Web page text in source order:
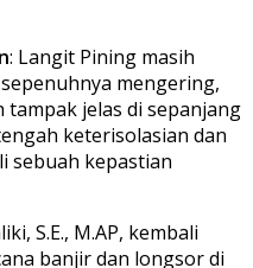
: Langit Pining masih
mengering,
tampak jelas di sepanjang
keterisolasian dan
sebuah kepastian
S.E., M.AP, kembali
banjir dan longsor di